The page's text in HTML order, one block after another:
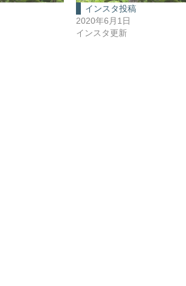
インスタ投稿
2020年6月1日
インスタ更新